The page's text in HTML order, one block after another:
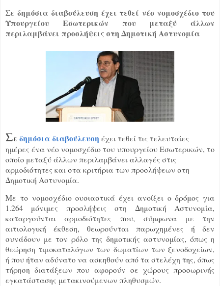
Σε δημόσια διαβούλευση έχει τεθεί νέο νομοσχέδιο του
Υπουργείου Εσωτερικών που μεταξύ άλλων
περιλαμβάνει προσλήψεις στη Δημοτική Αστυνομία
Σεδημόσια διαβούλευση έχει τεθεί τις τελευταίες
ημέρες ένα νέο νομοσχέδιο του υπουργείου Εσωτερικών, το
οποίο μεταξύ άλλων περιλαμβάνει αλλαγές στις
αρμοδιότητες και στα κριτήρια των προσλήψεων στη
Δημοτική Αστυνομία.
Με το νομοσχέδιο ουσιαστικά έχει ανοίξει ο δρόμος για
1.264 μόνιμες προσλήψεις στη Δημοτική Αστυνομία,
καταργούνται αρμοδιότητες που, σύμφωνα με την
αιτιολογική έκθεση, θεωρούνται παρωχημένες ή δεν
συνάδουν με τον ρόλο της δημοτικής αστυνομίας, όπως η
θεώρηση τιμοκαταλόγων των δωματίων των ξενοδοχείων,
ή που ήταν αδύνατο να ασκηθούν από τα στελέχη της, όπως
τήρηση διατάξεων που αφορούν σε χώρους προσωρινής
εγκατάστασης μετακινούμενων πληθυσμών.